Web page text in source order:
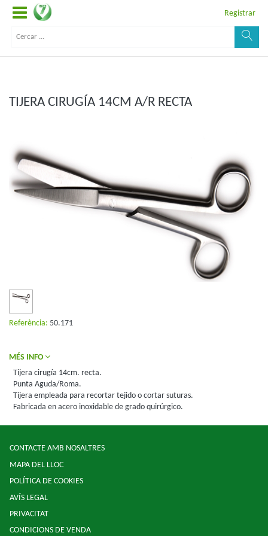
Registrar
TIJERA CIRUGÍA 14CM A/R RECTA
Referència: 50.171
MÉS INFO
Tijera cirugía 14cm. recta.
Punta Aguda/Roma.
Tijera empleada para recortar tejido o cortar suturas.
Fabricada en acero inoxidable de grado quirúrgico.
CONTACTE AMB NOSALTRES
MAPA DEL LLOC
POLÍTICA DE COOKIES
AVÍS LEGAL
PRIVACITAT
CONDICIONS DE VENDA